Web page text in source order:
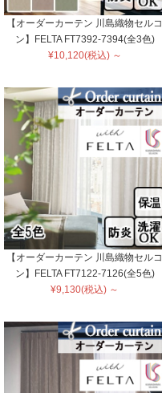
【オーダーカーテン 川島織物セルコ
ン】FELTA FT7392-7394(全3色)
¥10,120(税込) ～
【オーダーカーテン 川島織物セルコ
ン】FELTA FT7122-7126(全5色)
¥9,130(税込) ～